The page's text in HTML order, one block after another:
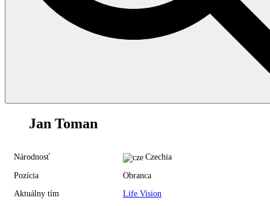
Jan Toman
Národnosť Czechia
Pozícia
Obranca
Aktuálny tím
Life Vision